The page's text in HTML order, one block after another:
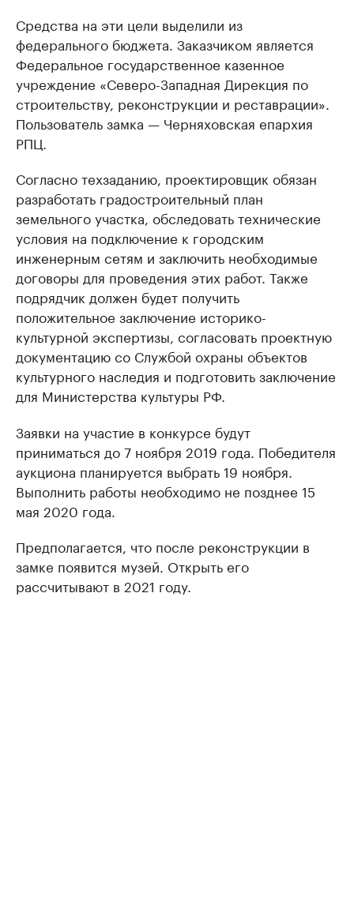
Средства на эти цели выделили из
федерального бюджета. Заказчиком является
Федеральное государственное казенное
учреждение «Северо-Западная Дирекция по
строительству, реконструкции и реставрации».
Пользователь замка — Черняховская епархия
РПЦ.
Согласно техзаданию, проектировщик обязан
разработать градостроительный план
земельного участка, обследовать технические
условия на подключение к городским
инженерным сетям и заключить необходимые
договоры для проведения этих работ. Также
подрядчик должен будет получить
положительное заключение историко-
культурной экспертизы, согласовать проектную
документацию со Службой охраны объектов
культурного наследия и подготовить заключение
для Министерства культуры РФ.
Заявки на участие в конкурсе будут
приниматься до 7 ноября 2019 года. Победителя
аукциона планируется выбрать 19 ноября.
Выполнить работы необходимо не позднее 15
мая 2020 года.
Предполагается, что после реконструкции в
замке появится музей. Открыть его
рассчитывают в 2021 году.